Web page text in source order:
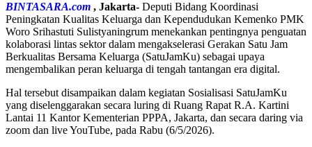
BINTASARA.com , Jakarta- Deputi Bidang Koordinasi
Peningkatan Kualitas Keluarga dan Kependudukan Kemenko PMK
Woro Srihastuti Sulistyaningrum menekankan pentingnya penguatan
kolaborasi lintas sektor dalam mengakselerasi Gerakan Satu Jam
Berkualitas Bersama Keluarga (SatuJamKu) sebagai upaya
mengembalikan peran keluarga di tengah tantangan era digital.
Hal tersebut disampaikan dalam kegiatan Sosialisasi SatuJamKu
yang diselenggarakan secara luring di Ruang Rapat R.A. Kartini
Lantai 11 Kantor Kementerian PPPA, Jakarta, dan secara daring via
zoom dan live YouTube, pada Rabu (6/5/2026).